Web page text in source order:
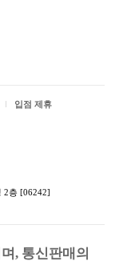
입점 제휴
2층 [06242]
, 통신판매의